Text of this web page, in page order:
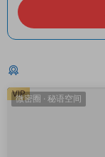
微密圈 · 秘语空间
VIP